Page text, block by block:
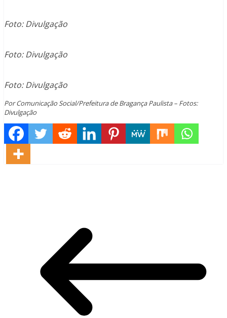
Foto: Divulgação
Foto: Divulgação
Foto: Divulgação
Por Comunicação Social/Prefeitura de Bragança Paulista – Fotos:
Divulgação